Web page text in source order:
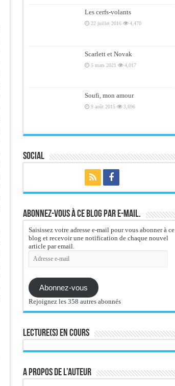
Les cerfs-volants
22 juillet 2016 4,470
Scarlett et Novak
5 mars 2021 4,017
Soufi, mon amour
9 août 2015 3,696
Social
Abonnez-vous à ce blog par e-mail.
Saisissez votre adresse e-mail pour vous abonner à ce
blog et recevoir une notification de chaque nouvel
article par email.
Adresse
Abonnez-vous
Rejoignez les 358 autres abonnés
Lecture(s) en cours
A propos de l’auteur